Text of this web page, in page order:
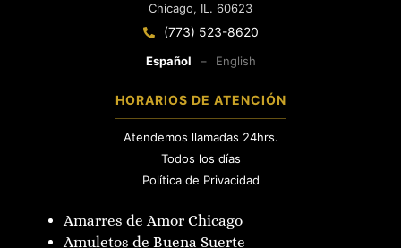
Chicago, IL. 60623
(773) 523-8620
Español – English
HORARIOS DE ATENCIÓN
Atendemos llamadas 24hrs.
Todos los días
Política de Privacidad
Amarres de Amor Chicago
Amuletos de Buena Suerte